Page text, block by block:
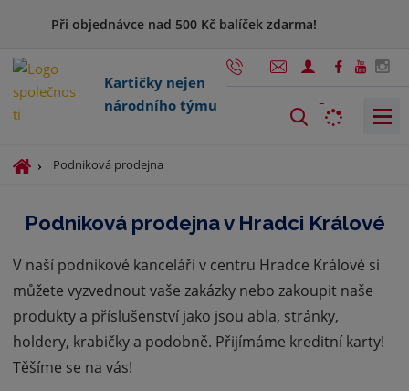
Při objednávce nad 500 Kč balíček zdarma!
Kartičky nejen
národního týmu
d
t
Ú
d
í
s
r
a
n
Podniková prodejna
Podniková prodejna v Hradci Králové
V naší podnikové kanceláři v centru Hradce Králové si
můžete vyzvednout vaše zakázky nebo zakoupit naše
produkty a příslušenství jako jsou abla, stránky,
holdery, krabičky a podobně. Přijímáme kreditní karty!
Těšíme se na vás!